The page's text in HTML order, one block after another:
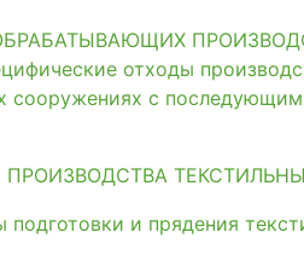
отходы
сооружениях с
подготовки и прядения